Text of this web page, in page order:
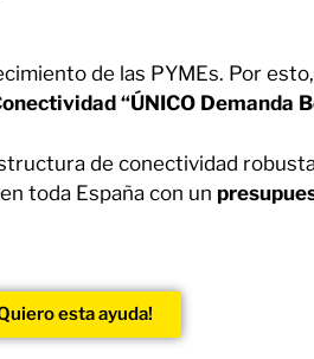
de las PYMEs. Por
“ÚNICO Demanda
de conectividad
toda España con un
esta ayuda!